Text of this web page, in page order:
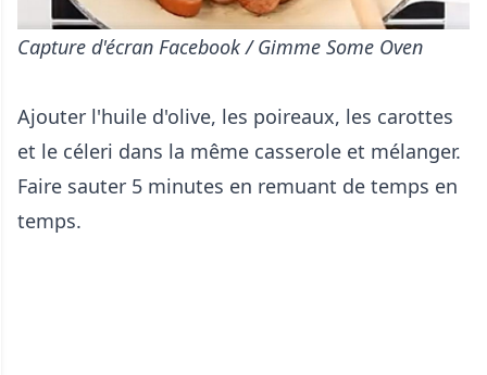
Capture d'écran Facebook / Gimme Some Oven
Ajouter l'huile d'olive, les poireaux, les carottes
et le céleri dans la même casserole et mélanger.
Faire sauter 5 minutes en remuant de temps en
temps.